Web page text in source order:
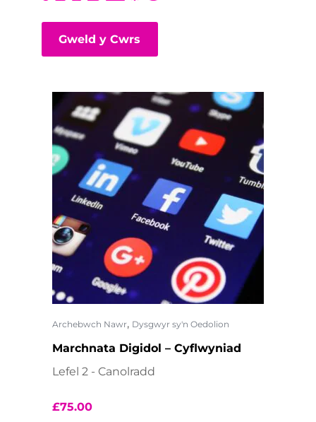
Gweld y Cwrs
Archebwch Nawr, Dysgwyr sy'n Oedolion
Marchnata Digidol – Cyflwyniad
Lefel 2 - Canolradd
£75.00